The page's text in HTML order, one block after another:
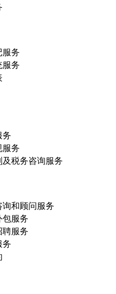
服务
服务
务
服务
税务咨询服务
和顾问服务
包服务
聘服务
务